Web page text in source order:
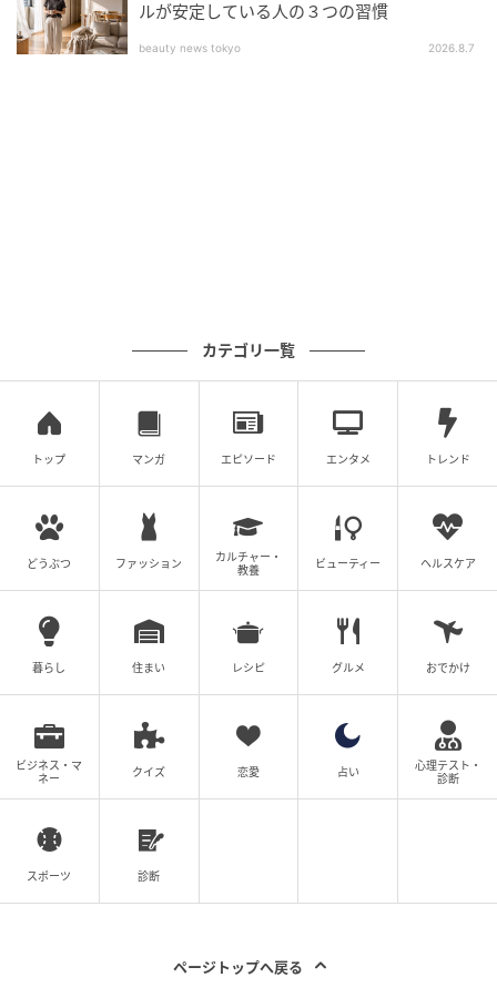
ベビーカレンダー
それぞれポーズや表情も異なり、どのキャラクターが
たくさん集めて、ごっこ遊びを通じてオリジナルスト
ーリーを作るのも楽しそうです♪
スペシャルブック「マリオの大ぼうけん」
ルが安定している人の３つの習慣
beauty news tokyo 2026.8.7
カテゴリ一覧
トップ マンガ エピソード エンタメ トレンド
どうぶつ ファッション
カルチャー・
教養
ビューティー ヘルスケア
暮らし 住まい レシピ グルメ おでかけ
ビジネス・マ
ネー
クイズ 恋愛 占い
心理テスト・
診断
スポーツ 診断
ページトップへ戻る